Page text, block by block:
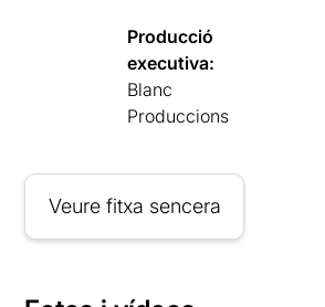
Producció
executiva:
Blanc
Produccions
Veure fitxa sencera